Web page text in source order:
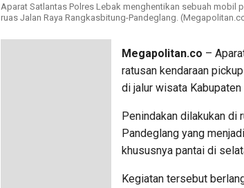
Aparat Satlantas Polres Lebak menghentikan sebuah
ruas Jalan Raya Rangkasbitung-Pandeglang.
Megapolitan.co –
ratusan kendaraan
di jalur wisata
Penindakan dilakukan di
Pandeglang yang
khususnya pantai di
Kegiatan tersebut